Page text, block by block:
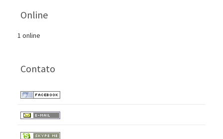
Online
1 online
Contato